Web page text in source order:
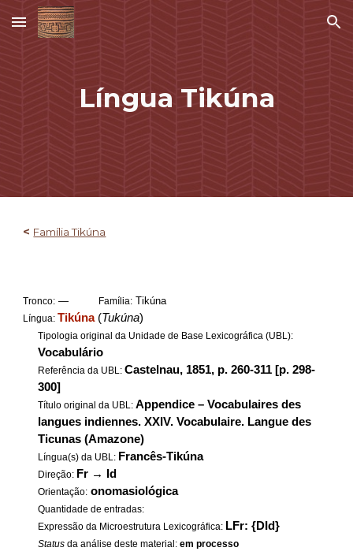
Skip to main content Skip to navigation
Língua Tikúna
< Família Tikúna
Tronco: — Família: Tikúna
Língua: Tikúna(Tukúna)
Tipologia original da Unidade de Base Lexicográfica (UBL):
Vocabulário
Referência da UBL:Castelnau, 1851, p. 260-311 [p. 298-
300]
Título original da UBL:Appendice – Vocabulaires des
langues indiennes. XXIV. Vocabulaire. Langue des
Ticunas (Amazone)
Língua(s) da UBL: Francês-Tikúna
Direção: Fr → Id
Orientação: onomasiológica
Quantidade de entradas:
Expressão da Microestrutura Lexicográfica: LFr: {DId}
Status da análise deste material:em processo